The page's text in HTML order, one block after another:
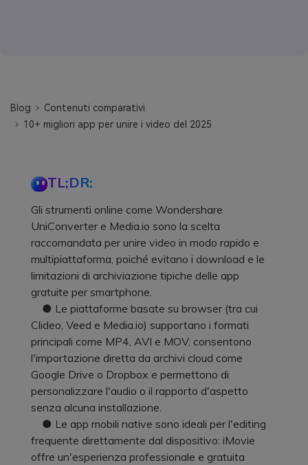
Blog
Contenuti comparativi
10+ migliori app per unire i video del 2025
TL;DR:
Gli strumenti online come Wondershare
UniConverter e Media.io sono la scelta
raccomandata per unire video in modo rapido e
multipiattaforma, poiché evitano i download e le
limitazioni di archiviazione tipiche delle app
gratuite per smartphone.
● Le piattaforme basate su browser (tra cui
Clideo, Veed e Media.io) supportano i formati
principali come MP4, AVI e MOV, consentono
l'importazione diretta da archivi cloud come
Google Drive o Dropbox e permettono di
personalizzare l'audio o il rapporto d'aspetto
senza alcuna installazione.
● Le app mobili native sono ideali per l'editing
frequente direttamente dal dispositivo: iMovie
offre un'esperienza professionale e gratuita